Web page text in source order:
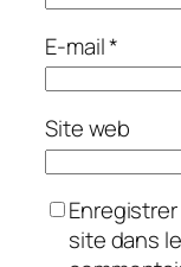
E-mail*
Site web
site dans